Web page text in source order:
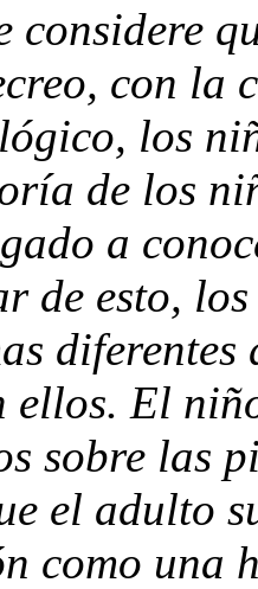
considere
con la
los
de los
a
de esto,
ellos. El
sobre las
el adulto
como una